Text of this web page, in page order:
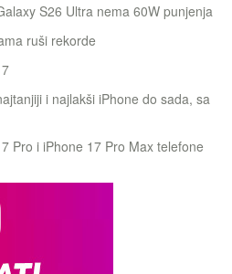
S26 Ultra nema 60W punjenja
ruši rekorde
i najlakši iPhone do sada, sa
Pro i iPhone 17 Pro Max telefone